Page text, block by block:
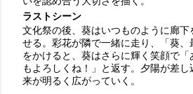
ラストシーン
文化祭の後、葵はいつものように廊
せる。彩花が隣で一緒に走り、「葵
をかけると、葵はさらに輝く笑顔で「
もよろしくね！」と返す。夕陽が差
来が明るく広がっていく。